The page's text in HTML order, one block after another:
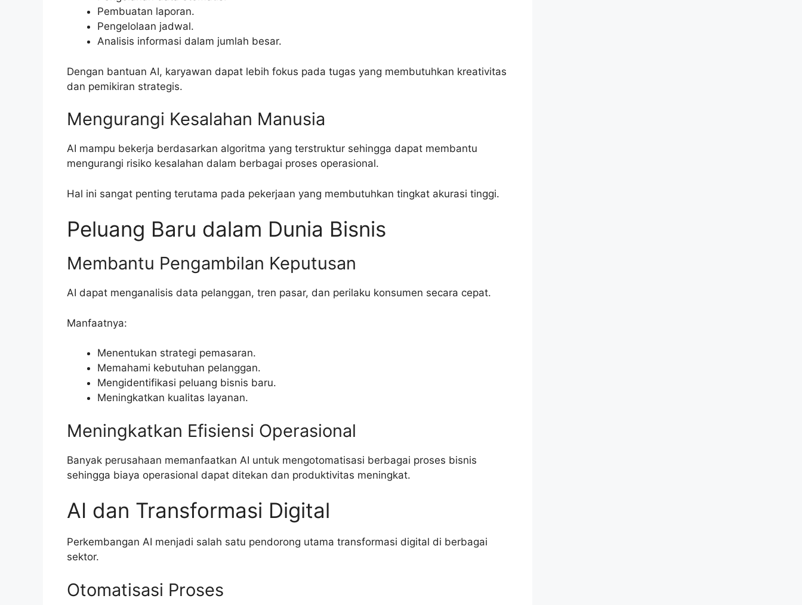
Pembuatan laporan.
Pengelolaan jadwal.
Analisis informasi dalam jumlah besar.
Dengan bantuan AI, karyawan dapat lebih fokus pada tugas yang membutuhkan kreativitas
dan pemikiran strategis.
Mengurangi Kesalahan Manusia
AI mampu bekerja berdasarkan algoritma yang terstruktur sehingga dapat membantu
mengurangi risiko kesalahan dalam berbagai proses operasional.
Hal ini sangat penting terutama pada pekerjaan yang membutuhkan tingkat akurasi tinggi.
Peluang Baru dalam Dunia Bisnis
Membantu Pengambilan Keputusan
AI dapat menganalisis data pelanggan, tren pasar, dan perilaku konsumen secara cepat.
Manfaatnya:
Menentukan strategi pemasaran.
Memahami kebutuhan pelanggan.
Mengidentifikasi peluang bisnis baru.
Meningkatkan kualitas layanan.
Meningkatkan Efisiensi Operasional
Banyak perusahaan memanfaatkan AI untuk mengotomatisasi berbagai proses bisnis
sehingga biaya operasional dapat ditekan dan produktivitas meningkat.
AI dan Transformasi Digital
Perkembangan AI menjadi salah satu pendorong utama transformasi digital di berbagai
sektor.
Otomatisasi Proses